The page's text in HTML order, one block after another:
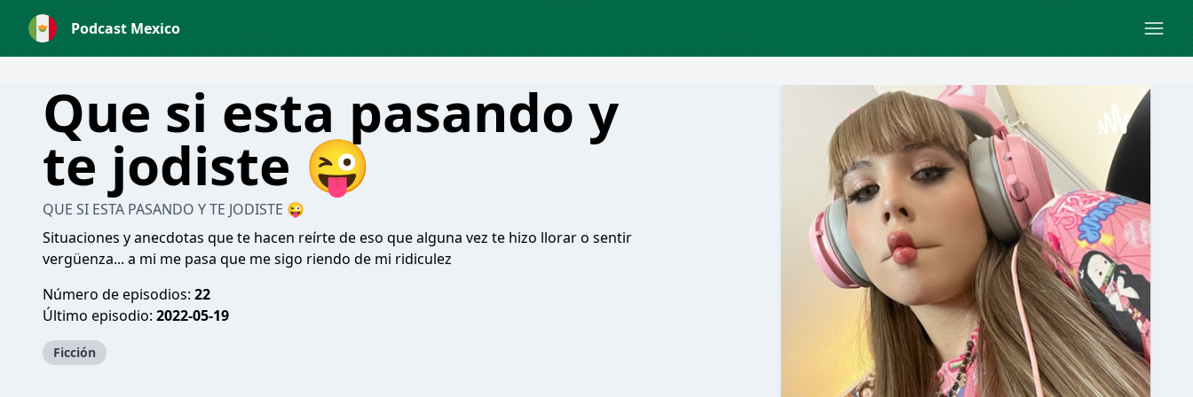
Podcast Mexico
Que si esta pasando y
te jodiste 😜
QUE SI ESTA PASANDO Y TE JODISTE 😜
Situaciones y anecdotas que te hacen reírte de eso que alguna vez te hizo llorar o sentir
vergüenza... a mi me pasa que me sigo riendo de mi ridiculez
Número de episodios: 22
Último episodio: 2022-05-19
Ficción